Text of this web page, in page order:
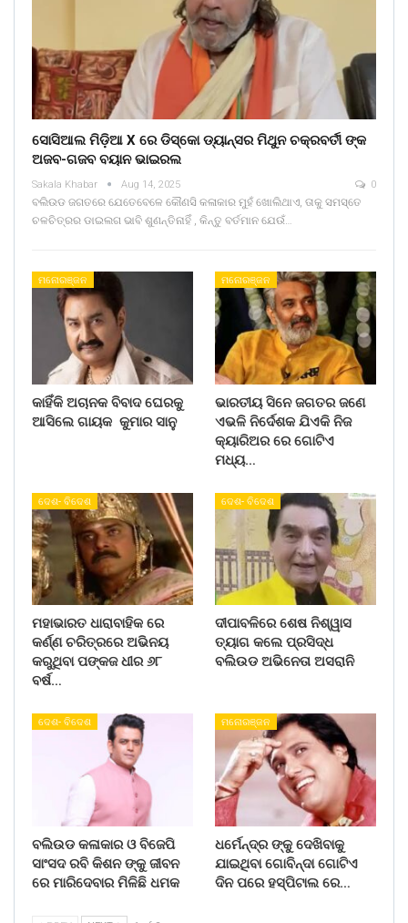
ସୋସିଆଲ ମିଡ଼ିଆ X ରେ ଡିସ୍କୋ ଡ୍ୟାନ୍ସର ମିଥୁନ ଚକ୍ରବର୍ତୀ ଙ୍କ
ଅଜବ-ଗଜବ ବୟାନ ଭାଇରଲ
Sakala Khabar Aug 14, 2025 0
ବଲିଉଡ ଜଗତରେ ଯେତେବେଳେ କୌଣସି କଳାକାର ମୁହଁ ଖୋଲିଥାଏ, ତାକୁ ସମସ୍ତେ
ଚଳଚିତ୍ରର ଡାଇଲଗ ଭାବି ଶୁଣନ୍ତିନାହିଁ , କିନ୍ତୁ ବର୍ତମାନ ଯେଉଁ…
ମନୋରଞ୍ଜନ
କାହିଁକି ଅଚାନକ ବିବାଦ ଘେରକୁ
ଆସିଲେ ଗାୟକ କୁମାର ସାନୁ
ମନୋରଞ୍ଜନ
ଭାରତୀୟ ସିନେ ଜଗତର ଜଣେ
ଏଭଳି ନିର୍ଦେଶକ ଯିଏକି ନିଜ
କ୍ୟାରିଅର ରେ ଗୋଟିଏ
ମଧ୍ୟ…
ଦେଶ- ବିଦେଶ
ମହାଭାରତ ଧାରାବାହିକ ରେ
କର୍ଣ୍ଣ ଚରିତ୍ରରେ ଅଭିନୟ
କରୁଥିବା ପଙ୍କଜ ଧୀର ୬୮
ବର୍ଷ…
ଦେଶ- ବିଦେଶ
ଦୀପାବଳିରେ ଶେଷ ନିଶ୍ୱାସ
ତ୍ୟାଗ କଲେ ପ୍ରସିଦ୍ଧ
ବଲିଉଡ ଅଭିନେତା ଅସରାନି
ଦେଶ- ବିଦେଶ
ବଲିଉଡ କଳାକାର ଓ ବିଜେପି
ସାଂସଦ ରବି କିଶନ ଙ୍କୁ ଜୀବନ
ରେ ମାରିଦେବାର ମିଳିଛି ଧମକ
ମନୋରଞ୍ଜନ
ଧର୍ମେନ୍ଦ୍ର ଙ୍କୁ ଦେଖିବାକୁ
ଯାଇଥିବା ଗୋବିନ୍ଦା ଗୋଟିଏ
ଦିନ ପରେ ହସ୍ପିଟାଲ ରେ…